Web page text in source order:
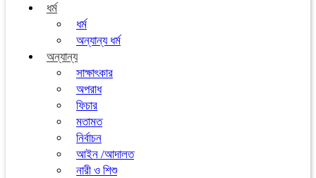
ধর্ম
ধর্ম
অন্যান্য ধর্ম
অন্যান্য
সাক্ষাৎকার
অপরাধ
ফিচার
মতামত
নির্বাচন
আইন /আদালত
নারী ও শিশু